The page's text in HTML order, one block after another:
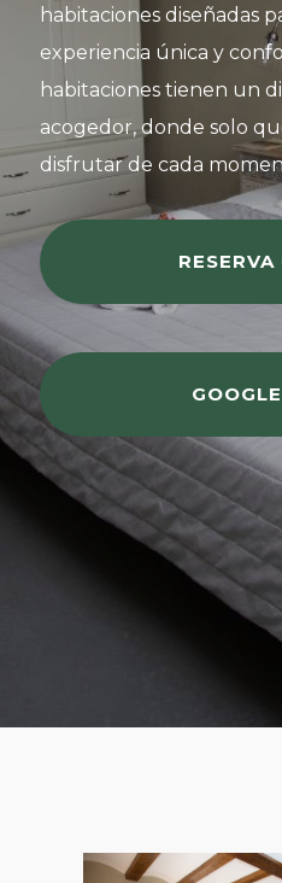
habitaciones diseñadas
experiencia única y
habitaciones tienen un
acogedor, donde solo
disfrutar de cada